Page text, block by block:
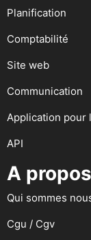
Planification
Comptabilité
Site web
Communication
Application pour
API
A propos
Qui sommes
Cgu / Cgv